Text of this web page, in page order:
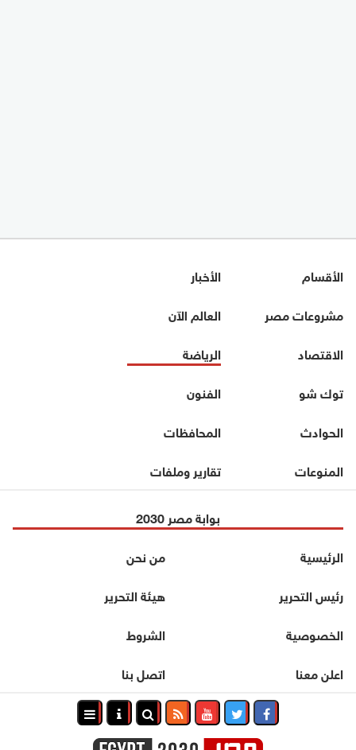
الأقسام
الأخبار
مشروعات مصر
العالم الآن
الاقتصاد
الرياضة
توك شو
الفنون
الحوادث
المحافظات
المنوعات
تقارير وملفات
بوابة مصر 2030
الرئيسية
من نحن
رئيس التحرير
هيئة التحرير
الخصوصية
الشروط
اعلن معنا
اتصل بنا